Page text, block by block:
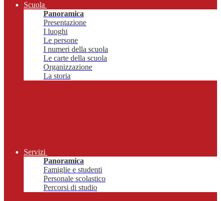
Scuola
Panoramica
Presentazione
I luoghi
Le persone
I numeri della scuola
Le carte della scuola
Organizzazione
La storia
Servizi
Panoramica
Famiglie e studenti
Personale scolastico
Percorsi di studio